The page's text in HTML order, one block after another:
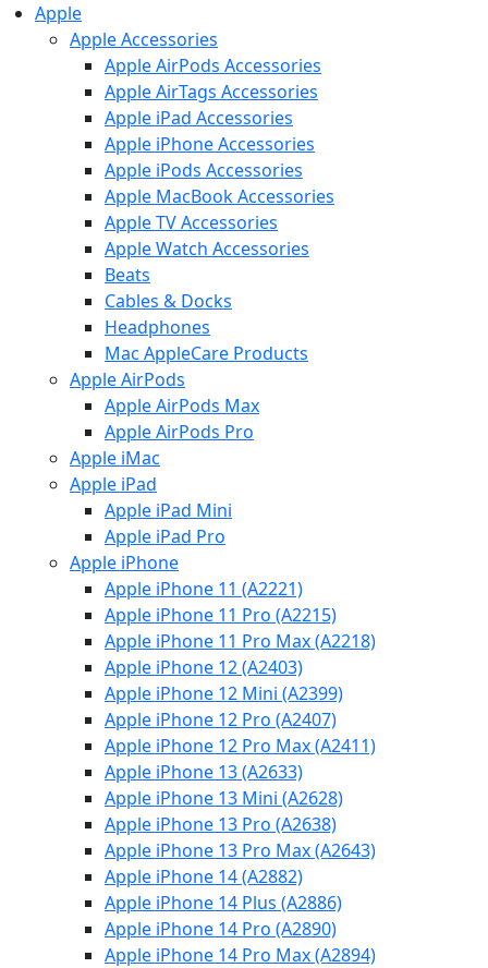
Apple
Apple Accessories
Apple AirPods Accessories
Apple AirTags Accessories
Apple iPad Accessories
Apple iPhone Accessories
Apple iPods Accessories
Apple MacBook Accessories
Apple TV Accessories
Apple Watch Accessories
Beats
Cables & Docks
Headphones
Mac AppleCare Products
Apple AirPods
Apple AirPods Max
Apple AirPods Pro
Apple iMac
Apple iPad
Apple iPad Mini
Apple iPad Pro
Apple iPhone
Apple iPhone 11 (A2221)
Apple iPhone 11 Pro (A2215)
Apple iPhone 11 Pro Max (A2218)
Apple iPhone 12 (A2403)
Apple iPhone 12 Mini (A2399)
Apple iPhone 12 Pro (A2407)
Apple iPhone 12 Pro Max (A2411)
Apple iPhone 13 (A2633)
Apple iPhone 13 Mini (A2628)
Apple iPhone 13 Pro (A2638)
Apple iPhone 13 Pro Max (A2643)
Apple iPhone 14 (A2882)
Apple iPhone 14 Plus (A2886)
Apple iPhone 14 Pro (A2890)
Apple iPhone 14 Pro Max (A2894)